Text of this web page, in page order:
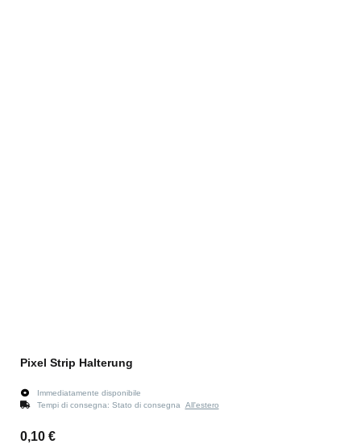
Pixel Strip Halterung
Immediatamente disponibile
Tempi di consegna: Stato di consegna All'estero
0,10 €